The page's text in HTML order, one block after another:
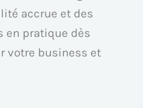
accrue et des
en pratique dès
votre business et